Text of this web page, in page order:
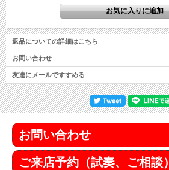
返品についての詳細はこちら
お問い合わせ
友達にメールですすめる
お問い合わせ
ご来店予約（試奏、ご相談）